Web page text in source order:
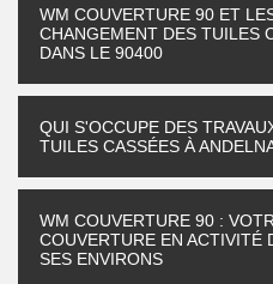
WM COUVERTURE 90 ET
CHANGEMENT DES TUILES
DANS LE 90400
QUI S'OCCUPE DES
TUILES CASSÉES À
WM COUVERTURE 90 :
COUVERTURE EN ACTIVITÉ
SES ENVIRONS